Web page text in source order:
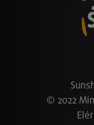
© 2022